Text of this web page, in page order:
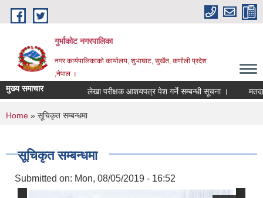
Skip to main content
गुर्भाकोट नगरपालिका
नगर कार्यपालिकाको कार्यालय, शुभाघाट, सुर्खेत, कर्णाली प्रदेश
,नेपाल ।
मुख्य समाचार लेखा परीक्षक आशयपत्र पेश गर्ने सम्बन्धी सूचना । मतदा
You are here
Home » सूचिकृत सम्बन्धमा
सूचिकृत सम्बन्धमा
Submitted on: Mon, 08/05/2019 - 16:52